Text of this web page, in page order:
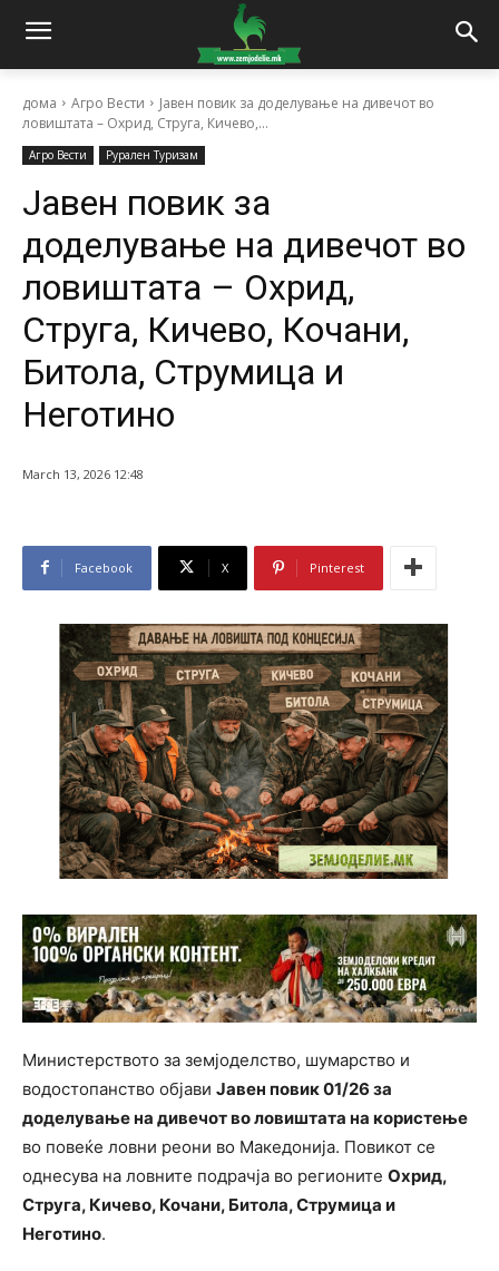
дома Агро Вести
Јавен повик за доделување на дивечот во
ловиштата – Охрид, Струга, Кичево,...
Агро Вести Рурален Туризам
Јавен повик за
доделување на дивечот во
ловиштата – Охрид,
Струга, Кичево, Кочани,
Битола, Струмица и
Неготино
March 13, 2026 12:48
Facebook X Pinterest
Министерството за земјоделство, шумарство и
водостопанство објави Јавен повик 01/26 за
доделување на дивечот во ловиштата на користење
во повеќе ловни реони во Македонија. Повикот се
однесува на ловните подрачја во регионите Охрид,
Струга, Кичево, Кочани, Битола, Струмица и
Неготино.